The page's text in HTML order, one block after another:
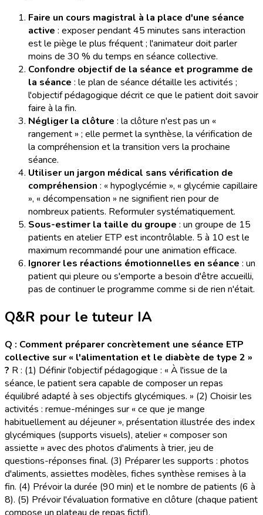
Faire un cours magistral à la place d'une séance
active : exposer pendant 45 minutes sans interaction
est le piège le plus fréquent ; l'animateur doit parler
moins de 30 % du temps en séance collective.
Confondre objectif de la séance et programme de
la séance : le plan de séance détaille les activités ;
l'objectif pédagogique décrit ce que le patient doit savoir
faire à la fin.
Négliger la clôture : la clôture n'est pas un «
rangement » ; elle permet la synthèse, la vérification de
la compréhension et la transition vers la prochaine
séance.
Utiliser un jargon médical sans vérification de
compréhension : « hypoglycémie », « glycémie capillaire
», « décompensation » ne signifient rien pour de
nombreux patients. Reformuler systématiquement.
Sous-estimer la taille du groupe : un groupe de 15
patients en atelier ETP est incontrôlable. 5 à 10 est le
maximum recommandé pour une animation efficace.
Ignorer les réactions émotionnelles en séance : un
patient qui pleure ou s'emporte a besoin d'être accueilli,
pas de continuer le programme comme si de rien n'était.
Q&R pour le tuteur IA
Q : Comment préparer concrètement une séance ETP
collective sur « l'alimentation et le diabète de type 2 »
? R : (1) Définir l'objectif pédagogique : « À l'issue de la
séance, le patient sera capable de composer un repas
équilibré adapté à ses objectifs glycémiques. » (2) Choisir les
activités : remue-méninges sur « ce que je mange
habituellement au déjeuner », présentation illustrée des index
glycémiques (supports visuels), atelier « composer son
assiette » avec des photos d'aliments à trier, jeu de
questions-réponses final. (3) Préparer les supports : photos
d'aliments, assiettes modèles, fiches synthèse remises à la
fin. (4) Prévoir la durée (90 min) et le nombre de patients (6 à
8). (5) Prévoir l'évaluation formative en clôture (chaque patient